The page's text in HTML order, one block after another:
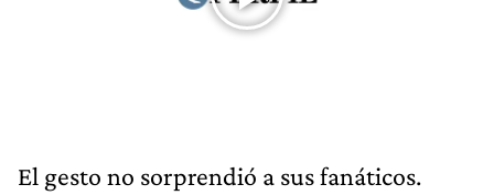
El gesto no sorprendió a sus fanáticos.